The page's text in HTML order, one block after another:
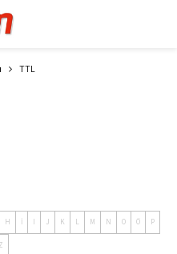
TTL
H I J K L M N O Ö P
Z